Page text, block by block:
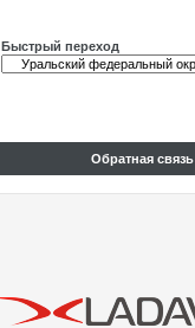
Быстрый переход
Обратная связь